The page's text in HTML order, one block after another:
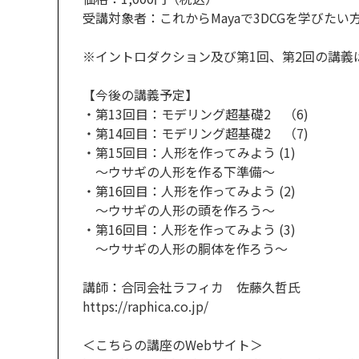
受講対象者：これからMayaで3DCGを学びたい
※イントロダクション及び第1回、第2回の講義
【今後の講義予定】
・第13回目：モデリング超基礎2 （6)
・第14回目：モデリング超基礎2 （7)
・第15回目：人形を作ってみよう (1)
～ウサギの人形を作る下準備～
・第16回目：人形を作ってみよう (2)
～ウサギの人形の頭を作ろう～
・第16回目：人形を作ってみよう (3)
～ウサギの人形の胴体を作ろう～
講師：合同会社ラフィカ 佐藤久哲氏
https://raphica.co.jp/
＜こちらの講座のWebサイト＞